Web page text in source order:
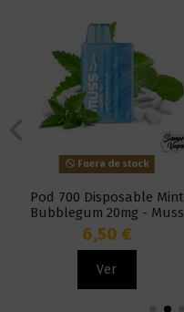
Fuera de stock
Pod 700 Disposable Mint
Bubblegum 20mg - Muss
Marmol
6,50 €
Ver